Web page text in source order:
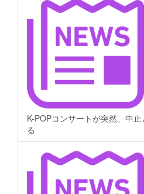
K-POPコンサートが突然、中
る